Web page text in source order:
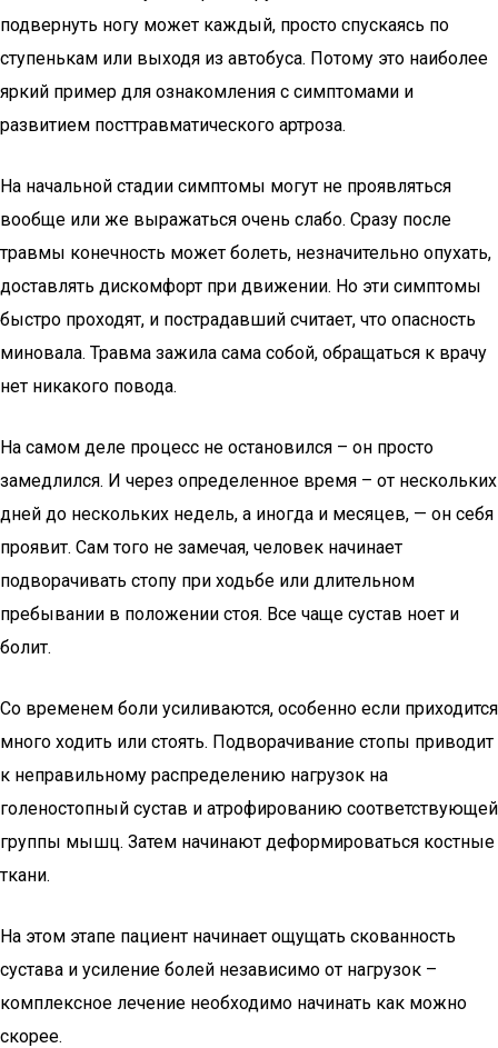
подвернуть ногу может каждый, просто спускаясь по
ступенькам или выходя из автобуса. Потому это наиболее
яркий пример для ознакомления с симптомами и
развитием посттравматического артроза.
На начальной стадии симптомы могут не проявляться
вообще или же выражаться очень слабо. Сразу после
травмы конечность может болеть, незначительно опухать,
доставлять дискомфорт при движении. Но эти симптомы
быстро проходят, и пострадавший считает, что опасность
миновала. Травма зажила сама собой, обращаться к врачу
нет никакого повода.
На самом деле процесс не остановился – он просто
замедлился. И через определенное время – от нескольких
дней до нескольких недель, а иногда и месяцев, — он себя
проявит. Сам того не замечая, человек начинает
подворачивать стопу при ходьбе или длительном
пребывании в положении стоя. Все чаще сустав ноет и
болит.
Со временем боли усиливаются, особенно если приходится
много ходить или стоять. Подворачивание стопы приводит
к неправильному распределению нагрузок на
голеностопный сустав и атрофированию соответствующей
группы мышц. Затем начинают деформироваться костные
ткани.
На этом этапе пациент начинает ощущать скованность
сустава и усиление болей независимо от нагрузок –
комплексное лечение необходимо начинать как можно
скорее.